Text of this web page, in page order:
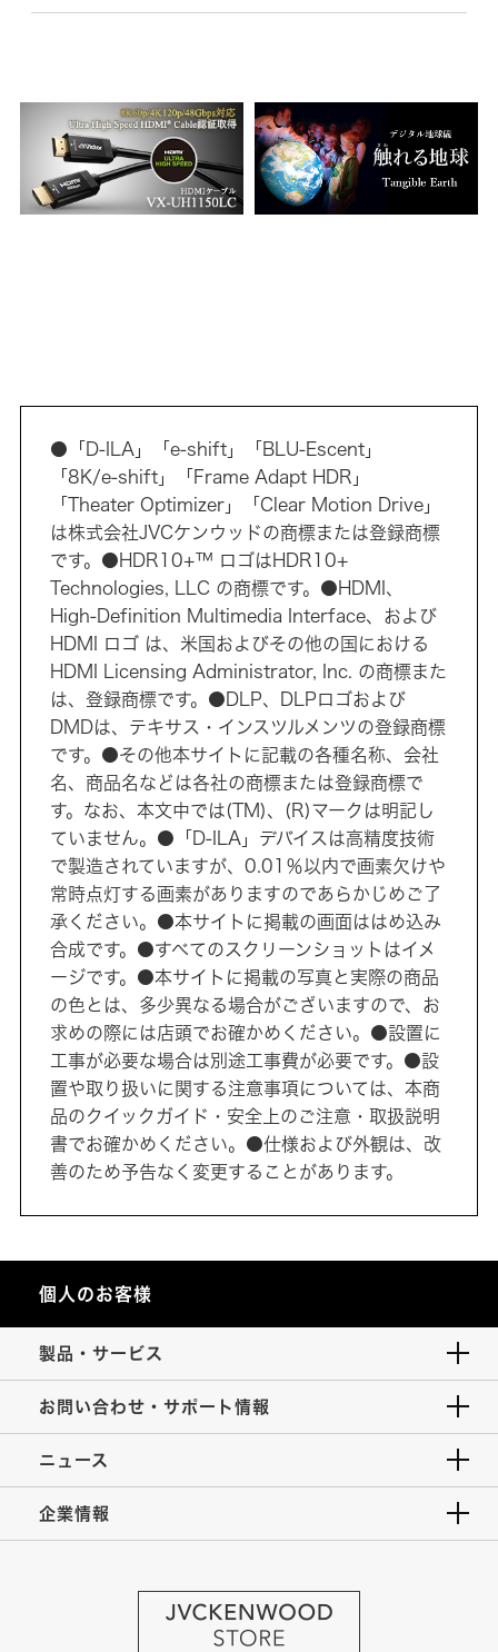
●「D-ILA」「e-shift」「BLU-Escent」
「8K/e-shift」「Frame Adapt HDR」
「Theater Optimizer」「Clear Motion Drive」
は株式会社JVCケンウッドの商標または登録商標
です。●HDR10+™ ロゴはHDR10+
Technologies, LLC の商標です。●HDMI、
High-Definition Multimedia Interface、および
HDMI ロゴ は、米国およびその他の国における
HDMI Licensing Administrator, Inc. の商標また
は、登録商標です。●DLP、DLPロゴおよび
DMDは、テキサス・インスツルメンツの登録商標
です。●その他本サイトに記載の各種名称、会社
名、商品名などは各社の商標または登録商標で
す。なお、本文中では(TM)、(R)マークは明記し
ていません。●「D-ILA」デバイスは高精度技術
で製造されていますが、0.01％以内で画素欠けや
常時点灯する画素がありますのであらかじめご了
承ください。●本サイトに掲載の画面ははめ込み
合成です。●すべてのスクリーンショットはイメ
ージです。●本サイトに掲載の写真と実際の商品
の色とは、多少異なる場合がございますので、お
求めの際には店頭でお確かめください。●設置に
工事が必要な場合は別途工事費が必要です。●設
置や取り扱いに関する注意事項については、本商
品のクイックガイド・安全上のご注意・取扱説明
書でお確かめください。●仕様および外観は、改
善のため予告なく変更することがあります。
個人のお客様
製品・サービス
お問い合わせ・サポート情報
ニュース
企業情報